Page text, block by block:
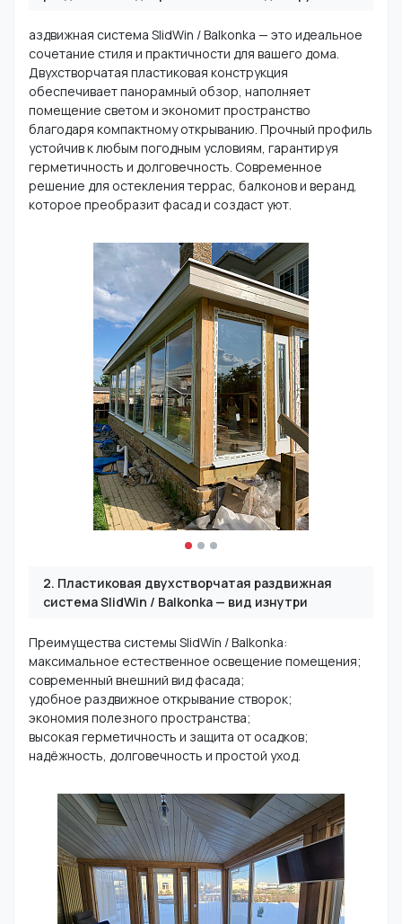
аздвижная система SlidWin / Balkonka — это идеальное
сочетание стиля и практичности для вашего дома.
Двухстворчатая пластиковая конструкция
обеспечивает панорамный обзор, наполняет
помещение светом и экономит пространство
благодаря компактному открыванию. Прочный профиль
устойчив к любым погодным условиям, гарантируя
герметичность и долговечность. Современное
решение для остекления террас, балконов и веранд,
которое преобразит фасад и создаст уют.
2. Пластиковая двухстворчатая раздвижная
система SlidWin / Balkonka — вид изнутри
Преимущества системы SlidWin / Balkonka:
максимальное естественное освещение помещения;
современный внешний вид фасада;
удобное раздвижное открывание створок;
экономия полезного пространства;
высокая герметичность и защита от осадков;
надёжность, долговечность и простой уход.